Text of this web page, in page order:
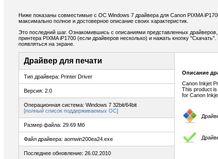
Ниже показаны совместимые с ОС Windows 7 драйвера для Canon PIXMA
максимально полное и достоверное описание своих характеристик.
Это последний шаг. Ознакомившись с описаниями представленных
принтера PIXMA iP1700 (если драйверов несколько) и нажать кнопку
появляться на экране.
Драйвер для печати
Тип драйвера: Printer Driver
Версия: 2.0
Операционная система: Windows 7 32bit/64bit
[полный список поддерживаемых ОС]
Размер файла: 29.69 Мб
Файл драйвера: aomwin200ea24.exe
Последнее обновление: 26.02.2010
Описание
Canon Inkjet
This product
for Canon